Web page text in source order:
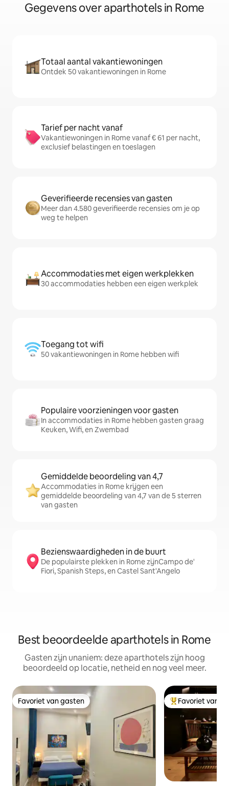
Gegevens over aparthotels in Rome
Totaal aantal vakantiewoningen
Ontdek 50 vakantiewoningen in Rome
Tarief per nacht vanaf
Vakantiewoningen in Rome vanaf € 61 per nacht,
exclusief belastingen en toeslagen
Geverifieerde recensies van gasten
Meer dan 4.580 geverifieerde recensies om je op
weg te helpen
Accommodaties met eigen werkplekken
30 accommodaties hebben een eigen werkplek
Toegang tot wifi
50 vakantiewoningen in Rome hebben wifi
Populaire voorzieningen voor gasten
In accommodaties in Rome hebben gasten graag
Keuken, Wifi, en Zwembad
Gemiddelde beoordeling van 4,7
Accommodaties in Rome krijgen een
gemiddelde beoordeling van 4,7 van de 5 sterren
van gasten
Bezienswaardigheden in de buurt
De populairste plekken in Rome zijnCampo de'
Fiori, Spanish Steps, en Castel Sant'Angelo
Best beoordeelde aparthotels in Rome
Gasten zijn unaniem: deze aparthotels zijn hoog
beoordeeld op locatie, netheid en nog veel meer.
Favoriet van gasten
Favoriet van gasten Topfavoriet van
Favoriet van